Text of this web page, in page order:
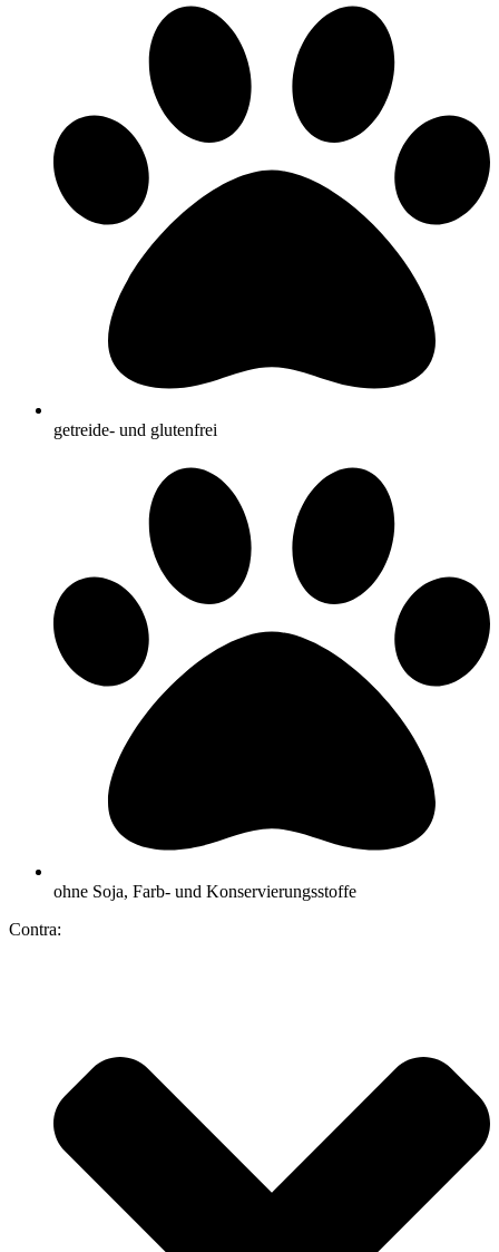
getreide- und glutenfrei
ohne Soja, Farb- und Konservierungsstoffe
Contra: